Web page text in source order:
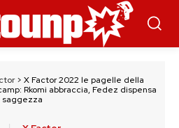
> X Factor 2022 le pagelle della
Rkomi abbraccia, Fedez dispensa
saggezza